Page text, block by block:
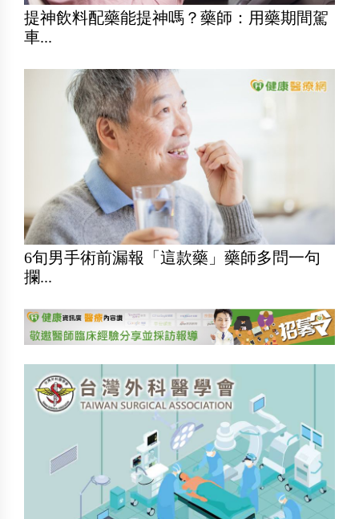
提神飲料配藥能提神嗎？藥師：用藥期間駕
車...
6旬男手術前漏報「這款藥」藥師多問一句
攔...